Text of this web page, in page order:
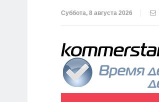
Суббота, 8 августа 2026